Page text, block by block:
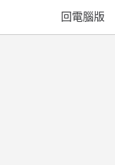
回電腦版